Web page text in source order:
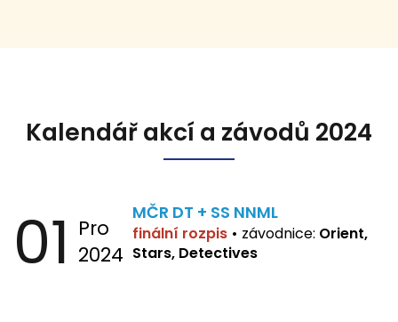
Kalendář akcí a závodů 2024
01 Pro
2024
MČR DT + SS NNML
finální rozpis • závodnice: Orient,
Stars, Detectives